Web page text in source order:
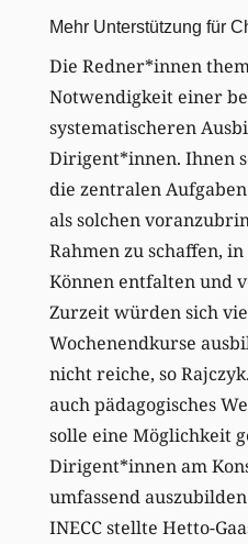
Mehr Unterstützung für
Die Redner*innen
Notwendigkeit einer
systematischeren
Dirigent*innen. Ihnen
die zentralen
als solchen
Rahmen zu schaffen,
Können entfalten und
Zurzeit würden sich
Wochenendkurse
nicht reiche, so
auch pädagogisches
solle eine Möglichkeit
Dirigent*innen am
umfassend
INECC stellte Hetto-